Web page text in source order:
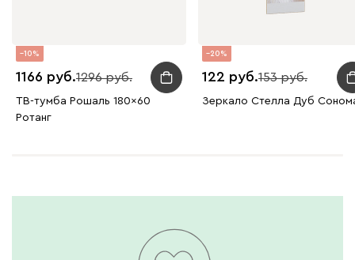
10
1166 1296
ТВ-тумба Рошаль 180x60
Ротанг
20
122 153
Зеркало Стелла Дуб